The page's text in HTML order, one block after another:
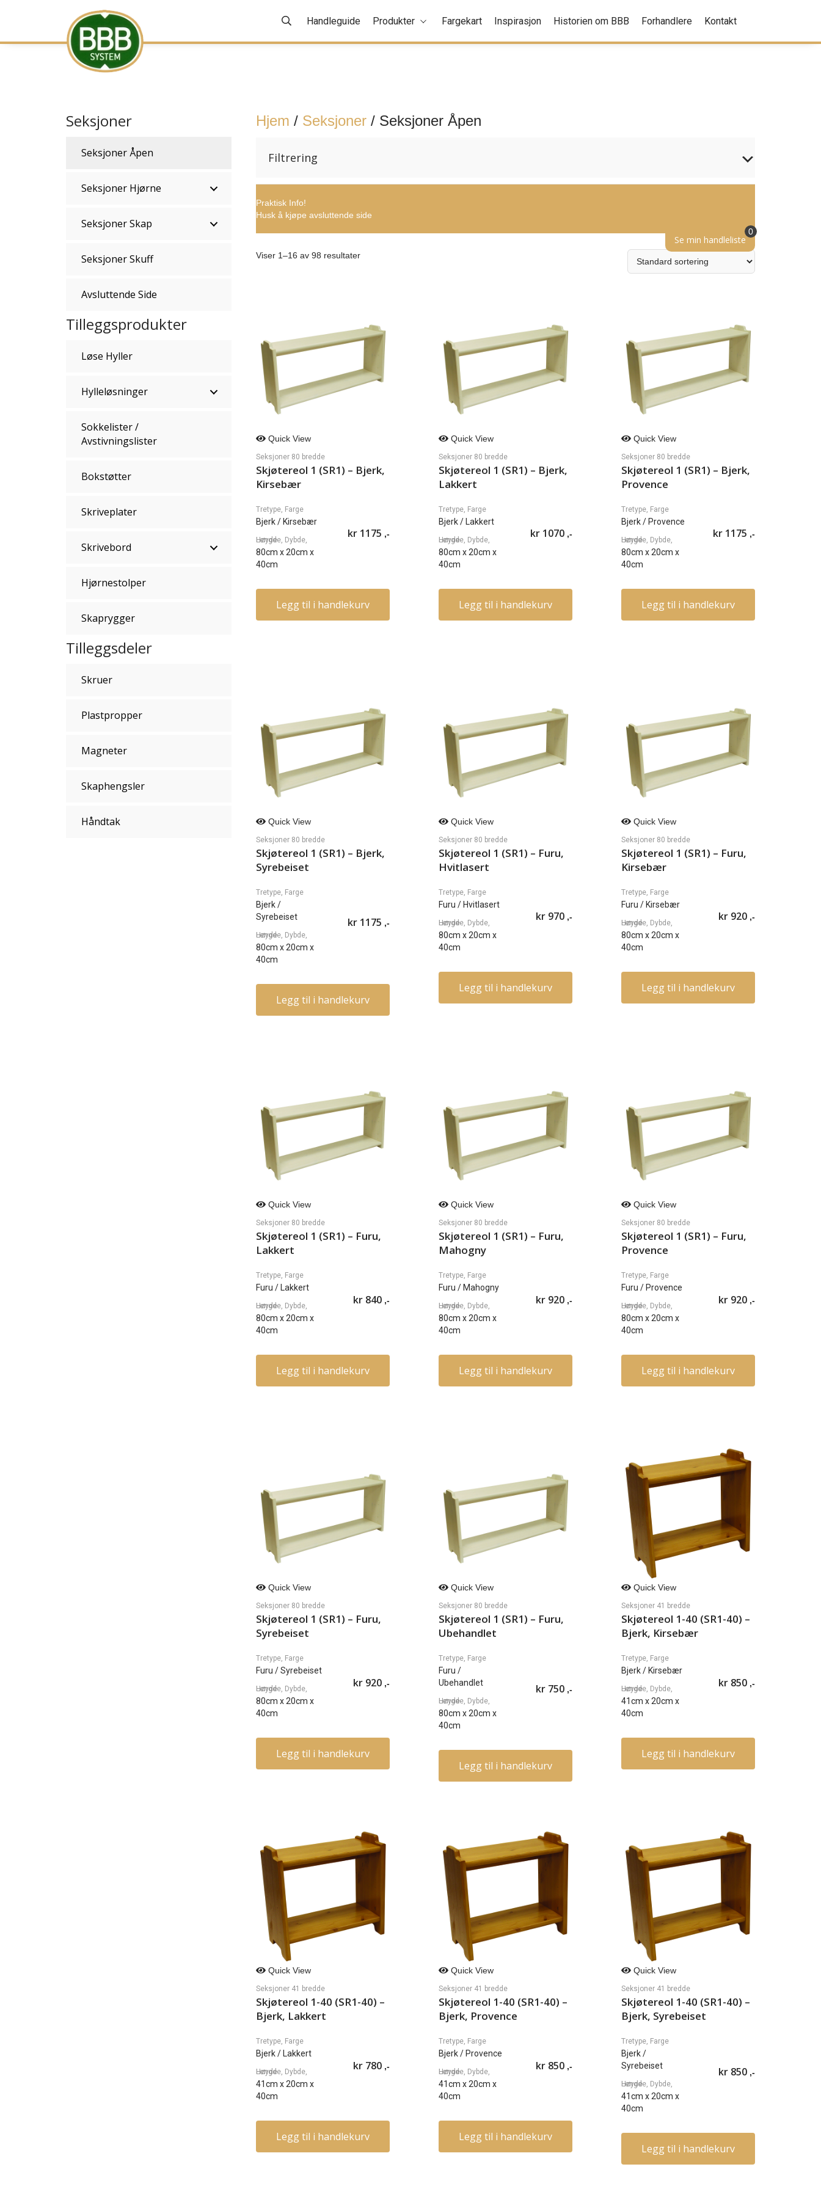
Handleguide Produkter Fargekart Inspirasjon Historien om BBB Forhandlere Kontakt
Seksjoner
Seksjoner Åpen
Seksjoner Hjørne
Seksjoner Skap
Seksjoner Skuff
Avsluttende Side
Tilleggsprodukter
Løse Hyller
Hylleløsninger
Sokkelister /
Avstivningslister
Bokstøtter
Skriveplater
Skrivebord
Hjørnestolper
Skaprygger
Tilleggsdeler
Skruer
Plastpropper
Magneter
Skaphengsler
Håndtak
Hjem / Seksjoner/ Seksjoner Åpen
Filtrering
Praktisk Info!
Husk å kjøpe avsluttende side
Se min handleliste
0
Viser 1–16 av 98 resultater
Quick View
Seksjoner 80 bredde
Skjøtereol 1 (SR1) – Bjerk,
Kirsebær
Tretype, Farge
Bjerk/ Kirsebær
Lengde, Dybde, Høyde
80cm x20cm x
40cm
kr 1175 ,-
Legg til i handlekurv
Quick View
Seksjoner 80 bredde
Skjøtereol 1 (SR1) – Bjerk,
Lakkert
Tretype, Farge
Bjerk/ Lakkert
Lengde, Dybde, Høyde
80cm x20cm x
40cm
kr 1070 ,-
Legg til i handlekurv
Quick View
Seksjoner 80 bredde
Skjøtereol 1 (SR1) – Bjerk,
Provence
Tretype, Farge
Bjerk/ Provence
Lengde, Dybde, Høyde
80cm x20cm x
40cm
kr 1175 ,-
Legg til i handlekurv
Quick View
Seksjoner 80 bredde
Skjøtereol 1 (SR1) – Bjerk,
Syrebeiset
Tretype, Farge
Bjerk/
Syrebeiset
Lengde, Dybde, Høyde
80cm x20cm x
40cm
kr 1175 ,-
Legg til i handlekurv
Quick View
Seksjoner 80 bredde
Skjøtereol 1 (SR1) – Furu,
Hvitlasert
Tretype, Farge
Furu / Hvitlasert
Lengde, Dybde, Høyde
80cm x20cm x
40cm
kr 970 ,-
Legg til i handlekurv
Quick View
Seksjoner 80 bredde
Skjøtereol 1 (SR1) – Furu,
Kirsebær
Tretype, Farge
Furu / Kirsebær
Lengde, Dybde, Høyde
80cm x20cm x
40cm
kr 920 ,-
Legg til i handlekurv
Quick View
Seksjoner 80 bredde
Skjøtereol 1 (SR1) – Furu,
Lakkert
Tretype, Farge
Furu / Lakkert
Lengde, Dybde, Høyde
80cm x20cm x
40cm
kr 840 ,-
Legg til i handlekurv
Quick View
Seksjoner 80 bredde
Skjøtereol 1 (SR1) – Furu,
Mahogny
Tretype, Farge
Furu / Mahogny
Lengde, Dybde, Høyde
80cm x20cm x
40cm
kr 920 ,-
Legg til i handlekurv
Quick View
Seksjoner 80 bredde
Skjøtereol 1 (SR1) – Furu,
Provence
Tretype, Farge
Furu / Provence
Lengde, Dybde, Høyde
80cm x20cm x
40cm
kr 920 ,-
Legg til i handlekurv
Quick View
Seksjoner 80 bredde
Skjøtereol 1 (SR1) – Furu,
Syrebeiset
Tretype, Farge
Furu / Syrebeiset
Lengde, Dybde, Høyde
80cm x20cm x
40cm
kr 920 ,-
Legg til i handlekurv
Quick View
Seksjoner 80 bredde
Skjøtereol 1 (SR1) – Furu,
Ubehandlet
Tretype, Farge
Furu /
Ubehandlet
Lengde, Dybde, Høyde
80cm x20cm x
40cm
kr 750 ,-
Legg til i handlekurv
Quick View
Seksjoner 41 bredde
Skjøtereol 1-40 (SR1-40) –
Bjerk, Kirsebær
Tretype, Farge
Bjerk/ Kirsebær
Lengde, Dybde, Høyde
41cm x20cm x
40cm
kr 850 ,-
Legg til i handlekurv
Quick View
Seksjoner 41 bredde
Skjøtereol 1-40 (SR1-40) –
Bjerk, Lakkert
Tretype, Farge
Bjerk/ Lakkert
Lengde, Dybde, Høyde
41cm x20cm x
40cm
kr 780 ,-
Legg til i handlekurv
Quick View
Seksjoner 41 bredde
Skjøtereol 1-40 (SR1-40) –
Bjerk, Provence
Tretype, Farge
Bjerk/ Provence
Lengde, Dybde, Høyde
41cm x20cm x
40cm
kr 850 ,-
Legg til i handlekurv
Quick View
Seksjoner 41 bredde
Skjøtereol 1-40 (SR1-40) –
Bjerk, Syrebeiset
Tretype, Farge
Bjerk/
Syrebeiset
Lengde, Dybde, Høyde
41cm x20cm x
40cm
kr 850 ,-
Legg til i handlekurv